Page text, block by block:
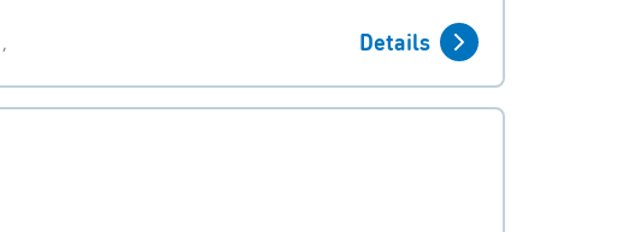
Details